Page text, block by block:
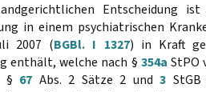
Entscheidung
in einem psychiatrischen
2007 (BGBl. I 1327) in Kraft
enthält, welche nach § 354a StPO
§ 67 Abs. 2 Sätze 2 und3